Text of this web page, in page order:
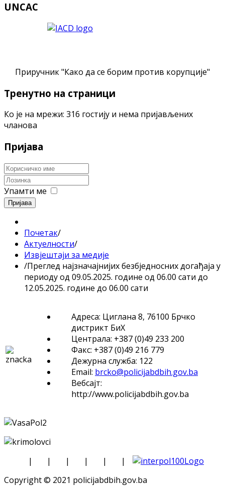
UNCAC
Приручник "Како да се борим против корупције"
Тренутно на страници
Ко је на мрежи: 316 гостију и нема пријављених
чланова
Пријава
Упамти ме
Пријава
Почетак/
Актуелности/
Извјештаји за медије
/Преглед најзначајнијих безбједносних догађаја у
периоду од 09.05.2025. године од 06.00 сати до
12.05.2025. године до 06.00 сати
Адреса: Циглана 8, 76100 Брчко
дистрикт БиХ
Централа: +387 (0)49 233 200
Факс: +387 (0)49 216 779
Дежурна служба: 122
Email: brcko@policijabdbih.gov.ba
Вебсајт:
http://www.policijabdbih.gov.ba
| | | | |
|
Copyright © 2021 policijabdbih.gov.ba